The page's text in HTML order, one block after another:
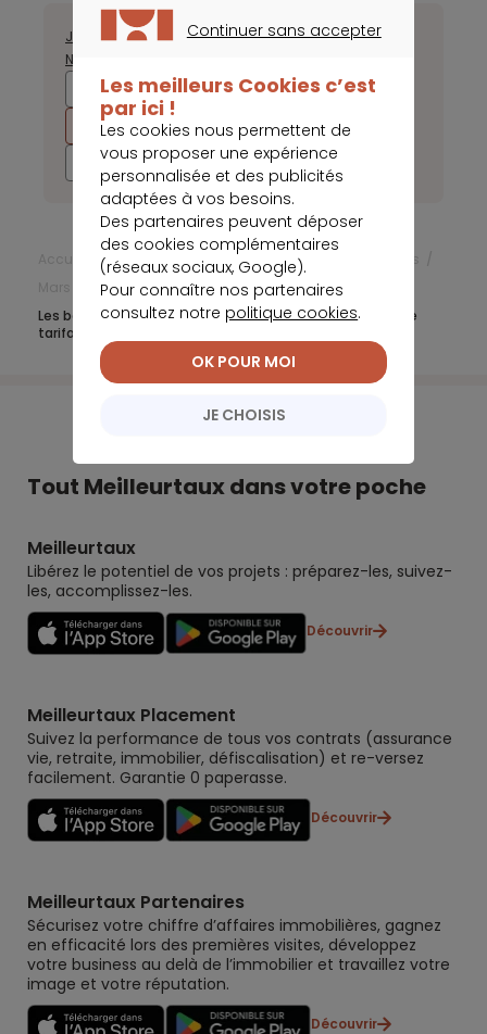
2025 2024 2023
2022
2021
2020 2019
2018
2017
JanvierFévrier MarsAvrilJuilletAoûtSeptembreOctobre
Novembre
Frais bancaires
Actualités Frais bancaires
Mars 2021
Les banques continuent d’entretenir le flou sur leur grille
tarifaire
Tout Meilleurtaux dans votre poche
Meilleurtaux
Libérez le potentiel de vos projets : préparez-les, suivez-
les, accomplissez-les.
Découvrir
Meilleurtaux Placement
Suivez la performance de tous vos contrats (assurance
vie, retraite, immobilier, défiscalisation) et re-versez
facilement. Garantie 0 paperasse.
Découvrir
Meilleurtaux Partenaires
Sécurisez votre chiffre d’affaires immobilières, gagnez
en efficacité lors des premières visites, développez
votre business au delà de l’immobilier et travaillez votre
image et votre réputation.
Découvrir
Continuer sans accepter
Les meilleurs Cookies c’est
par ici !
Les cookies nous permettent de
vous proposer une expérience
personnalisée et des publicités
adaptées à vos besoins.
Des partenaires peuvent déposer
des cookies complémentaires
(réseaux sociaux, Google).
Pour connaître nos partenaires
consultez notre politique cookies.
JE CHOISIS
OK POUR MOI